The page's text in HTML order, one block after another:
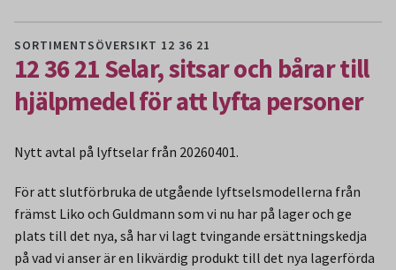
SORTIMENTSÖVERSIKT 12 36 21
12 36 21 Selar, sitsar och bårar till
hjälpmedel för att lyfta personer
Nytt avtal på lyftselar från 20260401.
För att slutförbruka de utgående lyftselsmodellerna från
främst Liko och Guldmann som vi nu har på lager och ge
plats till det nya, så har vi lagt tvingande ersättningskedja
på vad vi anser är en likvärdig produkt till det nya lagerförda